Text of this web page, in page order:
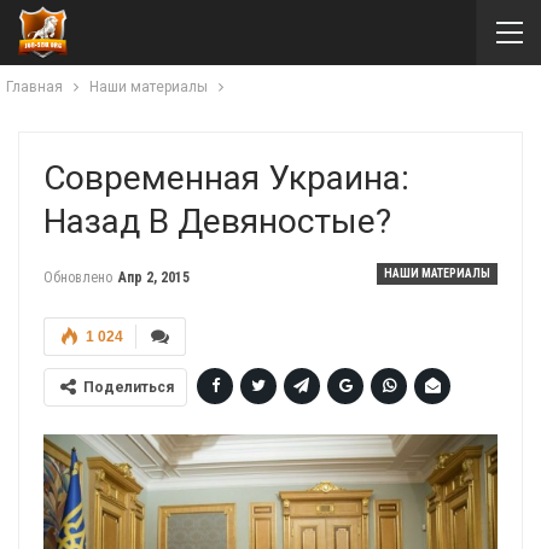
Главная Наши материалы
Современная Украина:
Назад В Девяностые?
НАШИ МАТЕРИАЛЫ
Обновлено Апр 2, 2015
1 024
Поделиться